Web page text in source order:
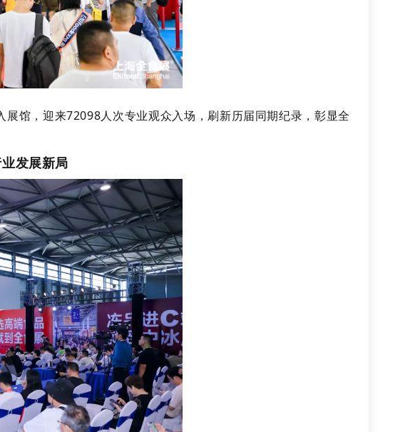
馆，迎来72098人次专业观众入场，刷新历届同期纪录，彰显全
发展新局